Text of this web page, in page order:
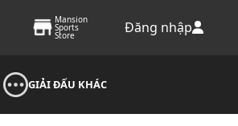
Mansion
Sports
Store Đăng nhập
GIẢI ĐẤU KHÁC